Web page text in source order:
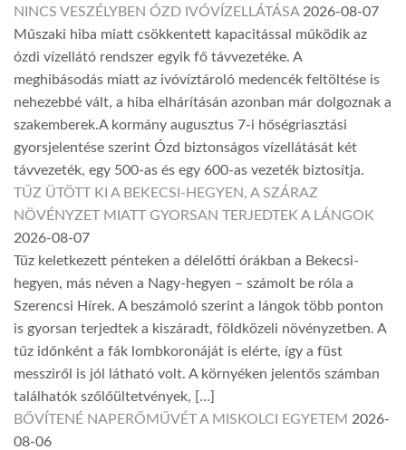
NINCS VESZÉLYBEN ÓZD IVÓVÍZELLÁTÁSA 2026-08-07
Műszaki hiba miatt csökkentett kapacitással működik az
ózdi vízellátó rendszer egyik fő távvezetéke. A
meghibásodás miatt az ivóvíztároló medencék feltöltése is
nehezebbé vált, a hiba elhárításán azonban már dolgoznak a
szakemberek.A kormány augusztus 7-i hőségriasztási
gyorsjelentése szerint Ózd biztonságos vízellátását két
távvezeték, egy 500-as és egy 600-as vezeték biztosítja.
TŰZ ÜTÖTT KI A BEKECSI-HEGYEN, A SZÁRAZ
NÖVÉNYZET MIATT GYORSAN TERJEDTEK A LÁNGOK
2026-08-07
Tűz keletkezett pénteken a délelőtti órákban a Bekecsi-
hegyen, más néven a Nagy-hegyen – számolt be róla a
Szerencsi Hírek. A beszámoló szerint a lángok több ponton
is gyorsan terjedtek a kiszáradt, földközeli növényzetben. A
tűz időnként a fák lombkoronáját is elérte, így a füst
messziről is jól látható volt. A környéken jelentős számban
találhatók szőlőültetvények, […]
BŐVÍTENÉ NAPERŐMŰVÉT A MISKOLCI EGYETEM 2026-
08-06